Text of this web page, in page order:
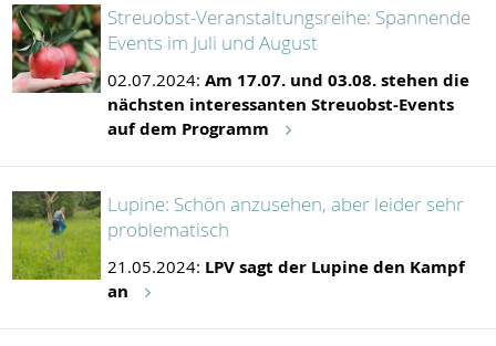
Streuobst-Veranstaltungsreihe: Spannende
Events im Juli und August
02.07.2024:Am 17.07. und 03.08. stehen die
nächsten interessanten Streuobst-Events
auf dem Programm
Lupine: Schön anzusehen, aber leider sehr
problematisch
21.05.2024: LPV sagt der Lupine den Kampf
an